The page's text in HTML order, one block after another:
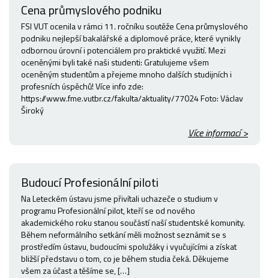
Cena průmyslového podniku
FSI VUT ocenila v rámci 11. ročníku soutěže Cena průmyslového
podniku nejlepší bakalářské a diplomové práce, které vynikly
odbornou úrovní i potenciálem pro praktické využití. Mezi
oceněnými byli také naši studenti: Gratulujeme všem
oceněným studentům a přejeme mnoho dalších studijních i
profesních úspěchů! Více info zde:
https://www.fme.vutbr.cz/fakulta/aktuality/77024 Foto: Václav
Široký
Více informací >
Budoucí Profesionální piloti
Na Leteckém ústavu jsme přivítali uchazeče o studium v
programu Profesionální pilot, kteří se od nového
akademického roku stanou součástí naší studentské komunity.
Během neformálního setkání měli možnost seznámit se s
prostředím ústavu, budoucími spolužáky i vyučujícími a získat
bližší představu o tom, co je během studia čeká. Děkujeme
všem za účast a těšíme se, […]